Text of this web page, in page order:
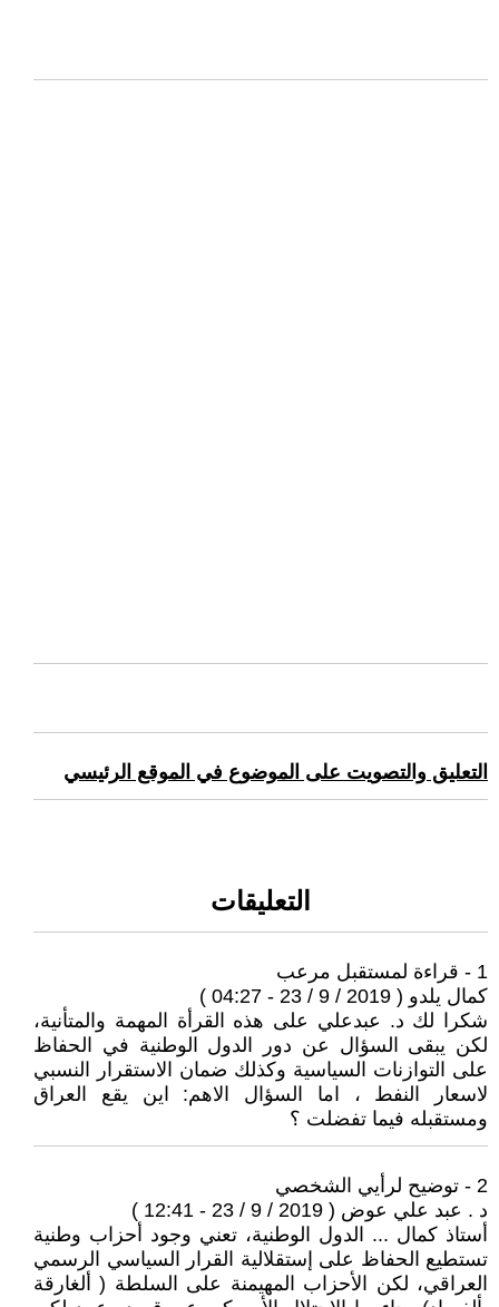
التعليق والتصويت على الموضوع في الموقع الرئيسي
التعليقات
1 - قراءة لمستقبل مرعب
كمال يلدو ( 2019 / 9 / 23 - 04:27 )
شكرا لك د. عبدعلي على هذه القرأة المهمة والمتأنية،
لكن يبقى السؤال عن دور الدول الوطنية في الحفاظ
على التوازنات السياسية وكذلك ضمان الاستقرار النسبي
لاسعار النفط ، اما السؤال الاهم: اين يقع العراق
ومستقبله فيما تفضلت ؟
2 - توضيح لرأيي الشخصي
د . عبد علي عوض ( 2019 / 9 / 23 - 12:41 )
أستاذ كمال ... الدول الوطنية، تعني وجود أحزاب وطنية
تستطيع الحفاظ على إستقلالية القرار السياسي الرسمي
العراقي، لكن الأحزاب المهيمنة على السلطة ( ألغارقة